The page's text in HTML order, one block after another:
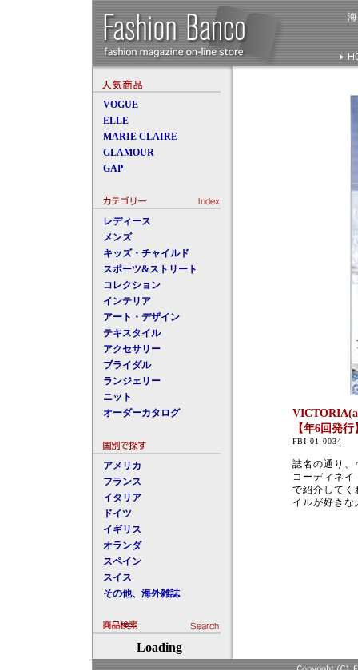
VOGUE
ELLE
MARIE CLAIRE
GLAMOUR
GAP
レディース
メンズ
キッズ・チャイルド
スポーツ&ストリート
コレクション
インテリア
アート・デザイン
テキスタイル
アクセサリー
ブライダル
ランジェリー
ニット
オーダーカタログ
アメリカ
フランス
イタリア
ドイツ
イギリス
オランダ
スペイン
スイス
その他、海外雑誌
Loading
【年6回発行
FBI-01-0034
誌名の通り
コーディネ
で紹介して
イルが好き